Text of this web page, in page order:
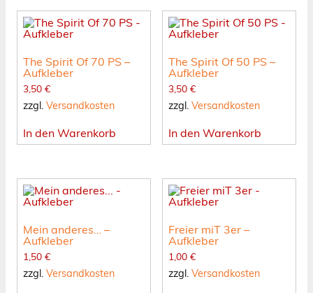
The Spirit Of 70 PS –
Aufkleber
3,50 €
zzgl. Versandkosten
In den Warenkorb
The Spirit Of 50 PS –
Aufkleber
3,50 €
zzgl. Versandkosten
In den Warenkorb
Mein anderes… –
Aufkleber
1,50 €
zzgl. Versandkosten
Freier miT 3er –
Aufkleber
1,00 €
zzgl. Versandkosten